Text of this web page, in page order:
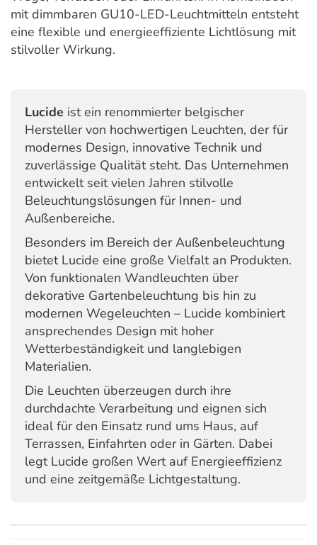
mit dimmbaren GU10-LED-Leuchtmitteln entsteht
eine flexible und energieeffiziente Lichtlösung mit
stilvoller Wirkung.
Lucide ist ein renommierter belgischer
Hersteller von hochwertigen Leuchten, der für
modernes Design, innovative Technik und
zuverlässige Qualität steht. Das Unternehmen
entwickelt seit vielen Jahren stilvolle
Beleuchtungslösungen für Innen- und
Außenbereiche.
Besonders im Bereich der Außenbeleuchtung
bietet Lucide eine große Vielfalt an Produkten.
Von funktionalen Wandleuchten über
dekorative Gartenbeleuchtung bis hin zu
modernen Wegeleuchten – Lucide kombiniert
ansprechendes Design mit hoher
Wetterbeständigkeit und langlebigen
Materialien.
Die Leuchten überzeugen durch ihre
durchdachte Verarbeitung und eignen sich
ideal für den Einsatz rund ums Haus, auf
Terrassen, Einfahrten oder in Gärten. Dabei
legt Lucide großen Wert auf Energieeffizienz
und eine zeitgemäße Lichtgestaltung.